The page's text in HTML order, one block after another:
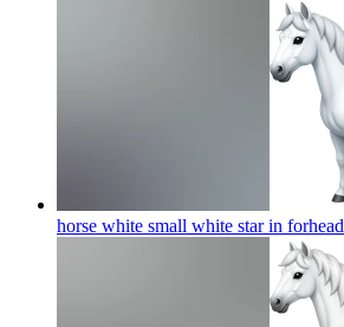
horse white small white star in forhead